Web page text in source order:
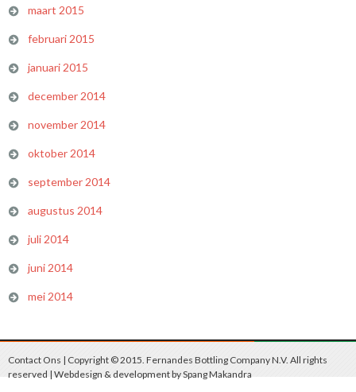
maart 2015
februari 2015
januari 2015
december 2014
november 2014
oktober 2014
september 2014
augustus 2014
juli 2014
juni 2014
mei 2014
Contact Ons | Copyright © 2015. Fernandes Bottling Company N.V. All rights
reserved | Webdesign & development bySpang Makandra